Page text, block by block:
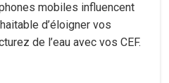
mobiles influencent
d’éloigner vos
de l’eau avec vos CEF.